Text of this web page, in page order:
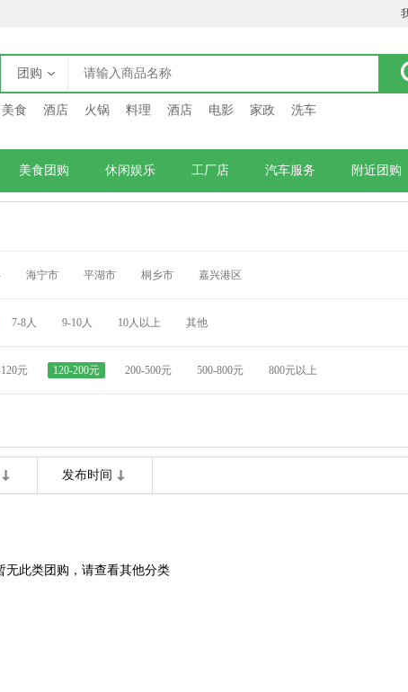
团购
美食 酒店 火锅 料理 酒店 电影 家政 洗车
美食团购 休闲娱乐 工厂店 汽车服务 附近团购
海宁市 平湖市 桐乡市 嘉兴港区
7-8人 9-10人 10人以上 其他
元 120-200元 200-500元 500-800元 800元以上
发布时间
无此类团购，请查看其他分类